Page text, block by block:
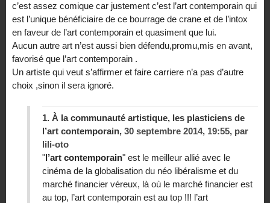
c’est assez comique car justement c’est l’art contemporain qui
est l’unique bénéficiaire de ce bourrage de crane et de l’intox
en faveur de l’art contemporain et quasiment que lui.
Aucun autre art n’est aussi bien défendu,promu,mis en avant,
favorisé que l’art contemporain .
Un artiste qui veut s’affirmer et faire carriere n’a pas d’autre
choix ,sinon il sera ignoré.
1. À la communauté artistique, les plasticiens de
l’art contemporain, 30 septembre 2014, 19:55, par
lili-oto
"l’art contemporain" est le meilleur allié avec le
cinéma de la globalisation du néo libéralisme et du
marché financier véreux, là où le marché financier est
au top, l’art contemporain est au top !!! l’art